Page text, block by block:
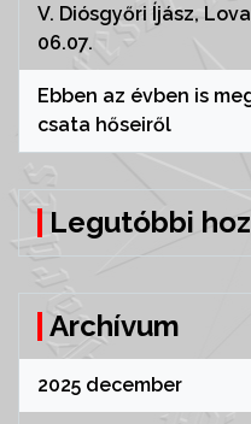
V. Diósgyőri Íjász,
06.07.
Ebben az évben is
csata hőseiről
Legutóbbi
Archívum
2025 december